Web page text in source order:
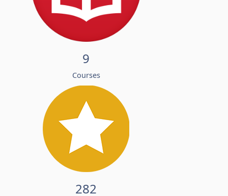
9
Courses
282